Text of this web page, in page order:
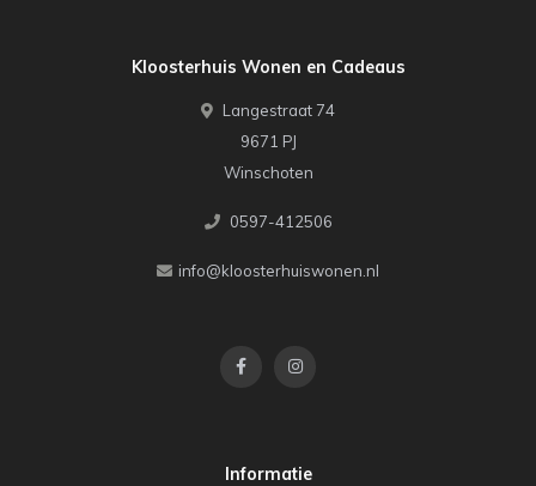
Kloosterhuis Wonen en Cadeaus
Langestraat 74
9671 PJ
Winschoten
0597-412506
info@kloosterhuiswonen.nl
Informatie